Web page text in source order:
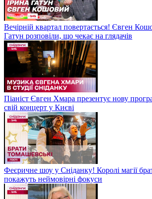
Вечірній квартал повертається! Євген
Гатун розповіли, що чекає на глядачів
Піаніст Євген Хмара презентує нову
свій концерт у Києві
Феєричне шоу у Сніданку! Королі магії
покажуть неймовірні фокуси